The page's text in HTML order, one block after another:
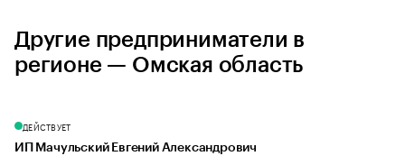
Другие предприниматели в
регионе — Омская область
ДЕЙСТВУЕТ
ИП Мачульский Евгений Александрович